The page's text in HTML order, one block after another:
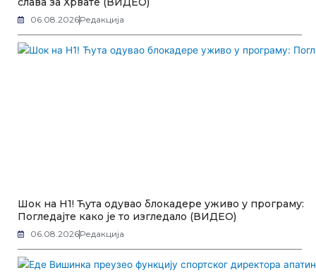
06.08.2026Редакција
Шок на Н1! Ћута одувао блокадере уживо у програму:
Погледајте како је то изгледало (ВИДЕО)
06.08.2026Редакција